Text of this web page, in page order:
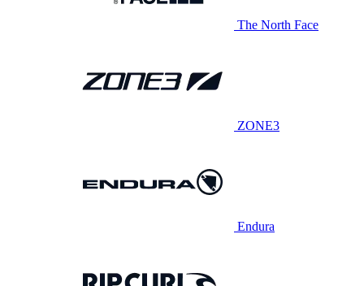
The North Face
ZONE3
Endura